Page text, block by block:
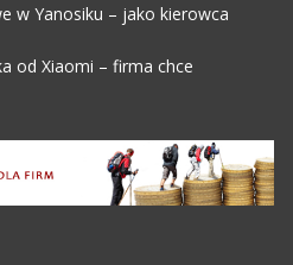
w Yanosiku – jako kierowca
od Xiaomi – firma chce